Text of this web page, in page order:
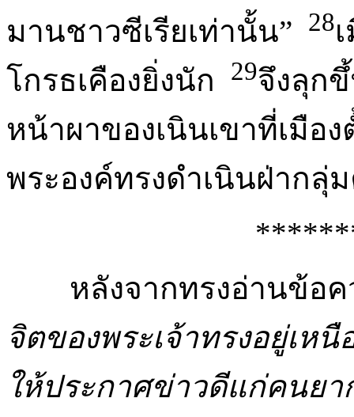
มานชาวซีเรียเท่านั้น”
28
โกรธเคืองยิ่งนัก
29จึงลุก
หน้าผาของเนินเขาที่เมือ
พระองค์ทรงดำเนินฝ่ากลุ่
หลังจากทรงอ่านข้อค
จิตของพระเจ้าทรงอยู่เหนื
ให้ประกาศข่าวดีแก่คนยา